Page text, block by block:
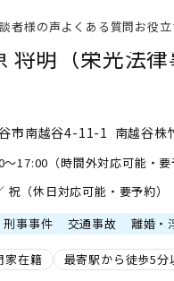
者様の声よくある質問お役
明（栄光法律
市南越谷4-11-1 南越谷株
～17:00（時間外対応可能・
祝（休日対応可能・要予約）
刑事事件 交通事故 離婚・
家在籍 最寄駅から徒歩5分